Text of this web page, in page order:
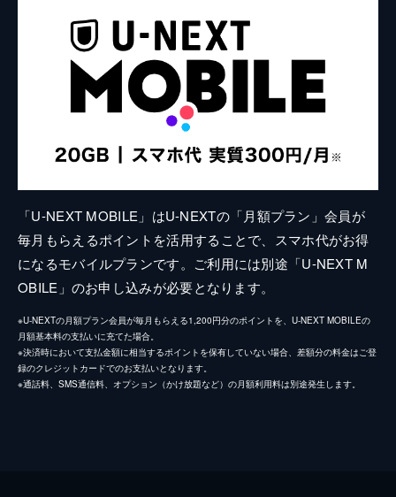
「U-NEXT MOBILE」はU-NEXTの「月額プラン」会員が
毎月もらえるポイントを活用することで、スマホ代がお得
になるモバイルプランです。ご利用には別途「U-NEXT M
OBILE」のお申し込みが必要となります。
※U-NEXTの月額プラン会員が毎月もらえる1,200円分のポイントを、U-NEXT MOBILEの
月額基本料の支払いに充てた場合。
※決済時において支払金額に相当するポイントを保有していない場合、差額分の料金はご登
録のクレジットカードでのお支払いとなります。
※通話料、SMS通信料、オプション（かけ放題など）の月額利用料は別途発生します。